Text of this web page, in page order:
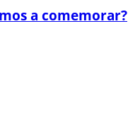
a comemorar?